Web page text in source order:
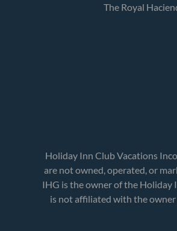
The Royal
Holiday Inn Club Vacations
are not owned, operated, or
IHG is the owner of the Holiday
is not affiliated with the owner